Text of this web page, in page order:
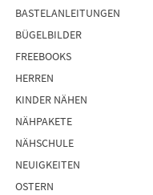
BASTELANLEITUNGEN
BÜGELBILDER
FREEBOOKS
HERREN
KINDER NÄHEN
NÄHPAKETE
NÄHSCHULE
NEUIGKEITEN
OSTERN